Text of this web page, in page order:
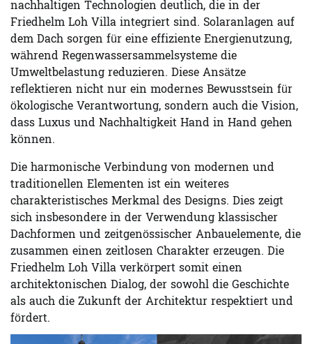
nachhaltigen Technologien deutlich, die in der
Friedhelm Loh Villa integriert sind. Solaranlagen auf
dem Dach sorgen für eine effiziente Energienutzung,
während Regenwassersammelsysteme die
Umweltbelastung reduzieren. Diese Ansätze
reflektieren nicht nur ein modernes Bewusstsein für
ökologische Verantwortung, sondern auch die Vision,
dass Luxus und Nachhaltigkeit Hand in Hand gehen
können.
Die harmonische Verbindung von modernen und
traditionellen Elementen ist ein weiteres
charakteristisches Merkmal des Designs. Dies zeigt
sich insbesondere in der Verwendung klassischer
Dachformen und zeitgenössischer Anbauelemente, die
zusammen einen zeitlosen Charakter erzeugen. Die
Friedhelm Loh Villa verkörpert somit einen
architektonischen Dialog, der sowohl die Geschichte
als auch die Zukunft der Architektur respektiert und
fördert.